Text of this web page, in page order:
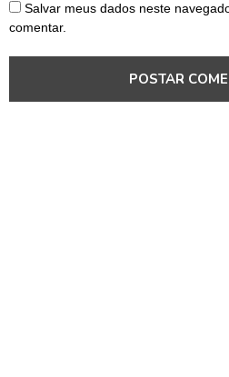
Salvar meus dados neste
comentar.